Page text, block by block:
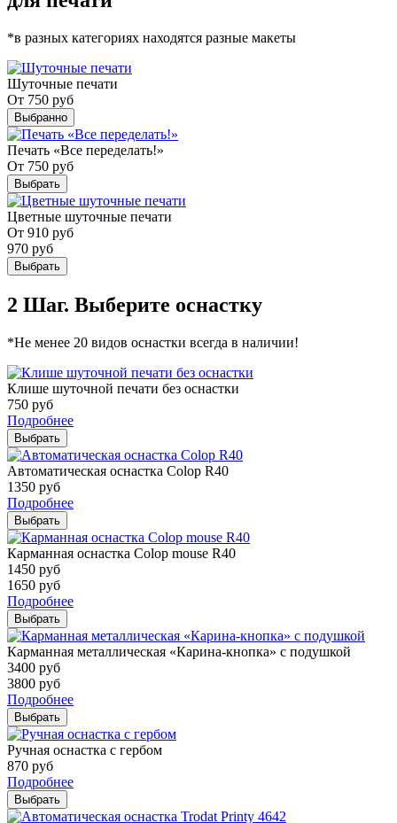
*в разных категориях находятся разные макеты
Шуточные печати
От 750 руб
Выбранно
Печать «Все переделать!»
От 750 руб
Выбрать
Цветные шуточные печати
От 910 руб
970 руб
Выбрать
2 Шаг. Выберите оснастку
*Не менее 20 видов оснастки всегда в наличии!
Клише шуточной печати без оснастки
750 руб
Подробнее
Выбрать
Автоматическая оснастка Colop R40
1350 руб
Подробнее
Выбрать
Карманная оснастка Colop mouse R40
1450 руб
1650 руб
Подробнее
Выбрать
Карманная металлическая «Карина-кнопка» с подушкой
3400 руб
3800 руб
Подробнее
Выбрать
Ручная оснастка с гербом
870 руб
Подробнее
Выбрать